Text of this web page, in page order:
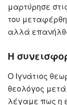
μαρτύρησε
του
αλλά
Η
Ο Ιγνάτιος
θεολόγος
λέγαμε πως η